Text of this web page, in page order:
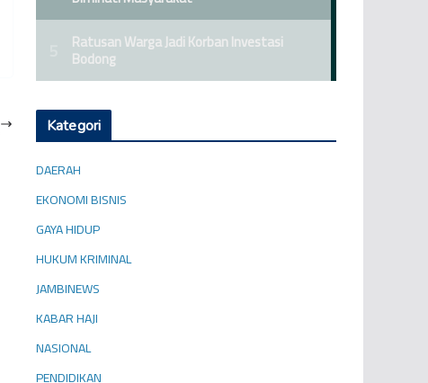
Kategori
DAERAH
EKONOMI BISNIS
GAYA HIDUP
HUKUM KRIMINAL
JAMBINEWS
KABAR HAJI
NASIONAL
PENDIDIKAN